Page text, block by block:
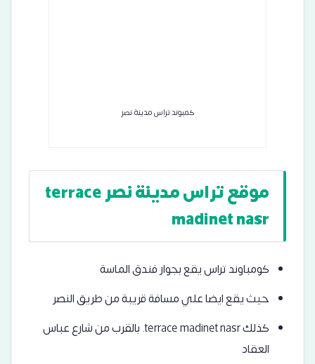
كمبوند تراس مدينة نصر
موقع تراس مدينة نصر terrace
madinet nasr
كومباوند تراس يقع بجوار فندق الماسة
حيث يقع ايضا علي مسافة قريبة من طريق النصر
كذلك terrace madinet nasr. بالقرب من شارع عباس
العقاد